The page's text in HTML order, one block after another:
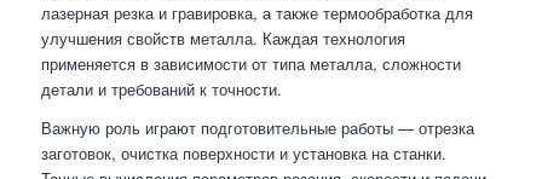
лазерная резка и гравировка, а также термообработка для
улучшения свойств металла. Каждая технология
применяется в зависимости от типа металла, сложности
детали и требований к точности.
Важную роль играют подготовительные работы — отрезка
заготовок, очистка поверхности и установка на станки.